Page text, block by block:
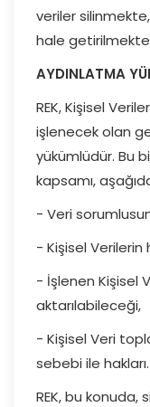
veriler
hale
AYDINLATMA
REK, Kişisel
işlenecek olan
yükümlüdür. Bu
kapsamı,
- Veri
- Kişisel
- İşlenen Kişisel
aktarılabileceği,
- Kişisel Veri
sebebi ile hakları.
REK, bu